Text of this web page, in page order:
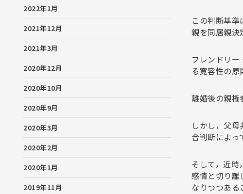
この判断基
親を同居親決
フレンドリ
る寛容性の原
離婚後の親権
しかし，父
合判断によっ
そして，近
感情と切り離
なりつつある
2022年1月
2021年12月
2021年3月
2020年12月
2020年10月
2020年9月
2020年3月
2020年2月
2020年1月
2019年11月